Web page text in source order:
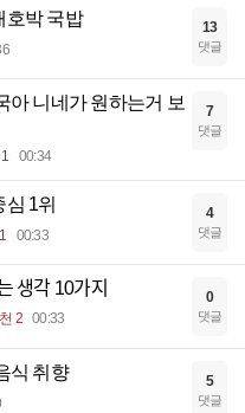
호박 국밥 13
댓글
아 니네가 원하는거 보
00:34
7
댓글
1위
00:33
4
댓글
생각 10가지
2 00:33
0
댓글
식 취향 5
댓글